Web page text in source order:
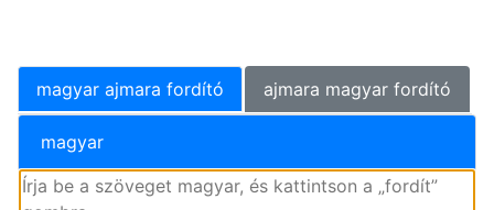
magyar ajmara fordító ajmara magyar fordító
magyar